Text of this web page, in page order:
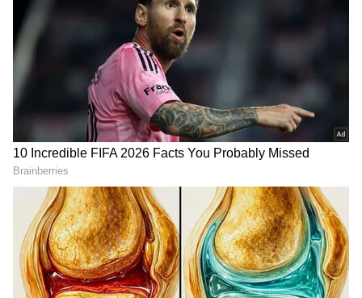
ఇదిలా ఉంటే ఈ ప్రాజెక్టు తర్వాత మొదలెట్టే 'జై హనుమాన్'
సినిమా కథంతా హనుమంతుడి చుట్టూ తిరుగుతుంది. ఈ
క్రమంలో హనుమాన్ రోల్ లో ఏ హీరో నటిస్తారనే దాని
గురించి మీడియాలో చర్చలు జరుగుతున్నాయి. రకరకాల
పేర్లు వినిపిస్తున్నాయి. ప్రస్తుతం క్యాస్టింగ్ ను ఫైనలైజ్ చేసే
RECOMMENDED STORIES